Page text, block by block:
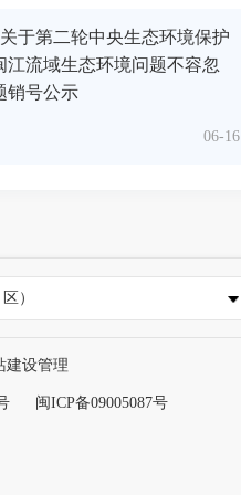
于第二轮中央生态环境保护
江流域生态环境问题不容忽
销号公示
06-16
）
建设管理
闽ICP备09005087号